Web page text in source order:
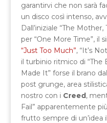
garantirvi che non sarà
un disco così intenso,
Dall’iniziale “The
per “One More Time”, il
“Just Too Much”, “It’s
il turbinio ritmico di “The
Made It” forse il brano
post grunge, area
nostro con i Creed,
Fail” apparentemente
frutto sempre di un’idea